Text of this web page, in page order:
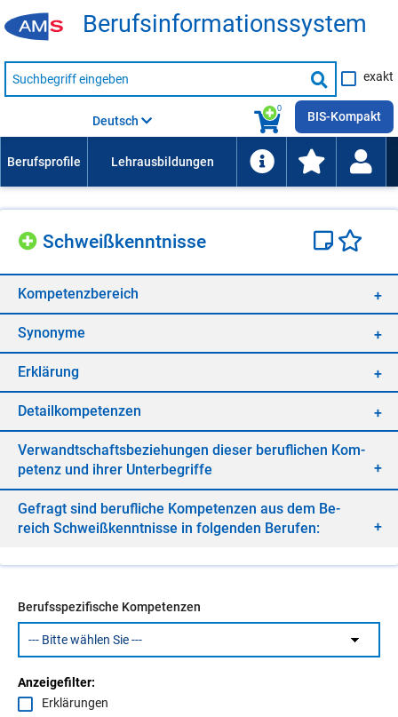
Be­rufs­in­for­ma­ti­ons­sys­tem
Suche
nach
Suche
starten
exakt
0
Deutsch BIS-Kompakt
Schweiß­kennt­nis­se
Kom­pe­tenz­be­reich
Syn­ony­me
Er­klä­rung
De­tail­kom­pe­ten­zen
Ver­wandt­schafts­be­zie­hun­gen die­ser be­ruf­li­chen Kom­
pe­tenz und ih­rer Un­ter­be­grif­fe
Ge­fragt sind be­ruf­li­che Kom­pe­ten­zen aus dem Be­
reich Schweiß­kennt­nis­se in fol­gen­den Be­ru­fen:
Berufsspezifische Kompetenzen
Anzeigefilter:
Erklärungen